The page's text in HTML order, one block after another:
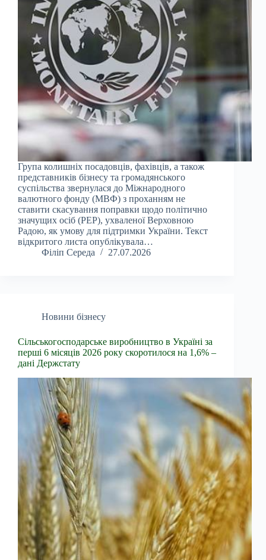
Група колишніх посадовців, фахівців, а також
представників бізнесу та громадянського
суспільства звернулася до Міжнародного
валютного фонду (МВФ) з проханням не
ставити скасування поправки щодо політично
значущих осіб (PEP), ухваленої Верховною
Радою, як умову для підтримки України. Текст
відкритого листа опублікувала…
Філіп Середа
27.07.2026
Новини бізнесу
Сільськогосподарське виробництво в Україні за
перші 6 місяців 2026 року скоротилося на 1,6% –
дані Держстату